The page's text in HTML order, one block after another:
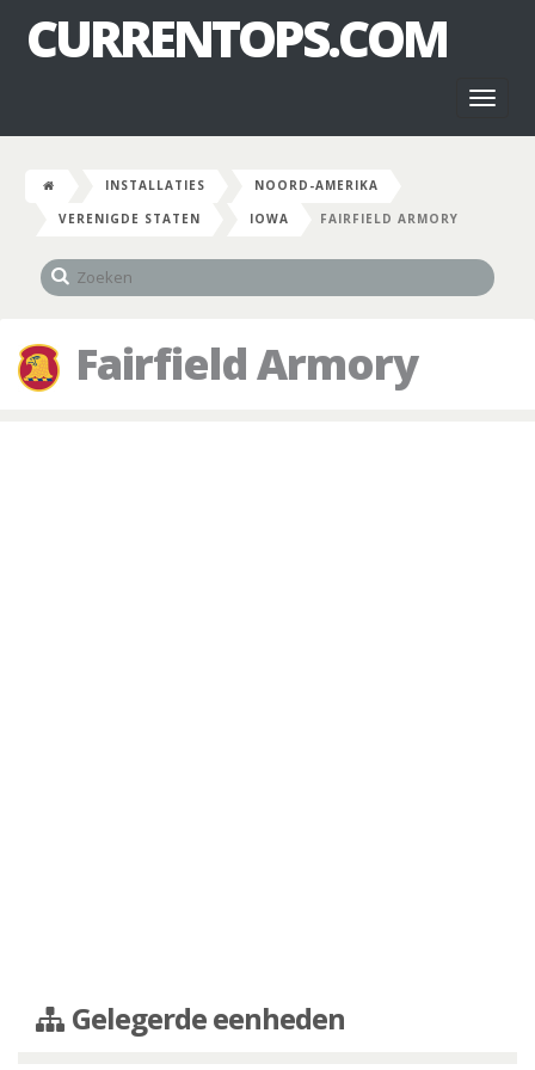
CURRENTOPS.COM
INSTALLATIES
NOORD-AMERIKA
VERENIGDE STATEN
IOWA FAIRFIELD ARMORY
Fairfield Armory
Gelegerde eenheden